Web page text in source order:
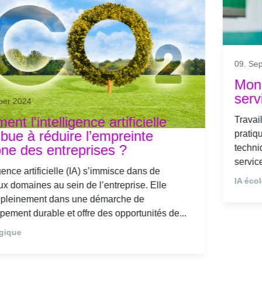
21. August 2024
Intelligence artificielle, opportunités
ou menaces pour les TPE PME
L’IA générative (GenIA) se développe dans les
entreprises françaises. Toutefois, son usage reste
encore limité aux fonctions supports comme la veille et
IA écologique